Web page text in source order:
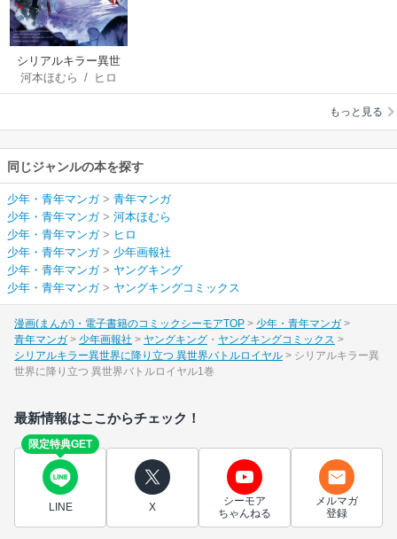
シリアルキラー異世
界に降り立つ 異世界
バトルロイヤル
河本ほむら / ヒロ
もっと見る
同じジャンルの本を探す
少年・青年マンガ> 青年マンガ
少年・青年マンガ> 河本ほむら
少年・青年マンガ> ヒロ
少年・青年マンガ> 少年画報社
少年・青年マンガ> ヤングキング
少年・青年マンガ> ヤングキングコミックス
漫画(まんが)・電子書籍のコミックシーモアTOP
少年・青年マンガ
青年マンガ
少年画報社 ヤングキング
ヤングキングコミックス
シリアルキラー異世界に降り立つ 異世界バトルロイヤル
シリアルキラー異
世界に降り立つ 異世界バトルロイヤル1巻
最新情報はここからチェック！
限定特典GET
LINE X
シーモア
ちゃんねる
メルマガ
登録